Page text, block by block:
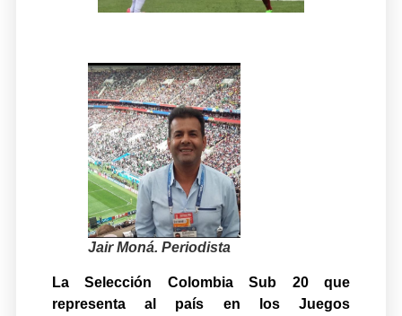
Jair Moná. Periodista
La Selección Colombia Sub 20 que
representa al país en los Juegos